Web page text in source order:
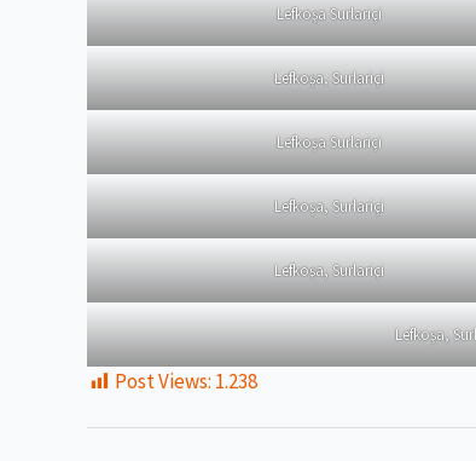
Lefkoşa Surlariçi
Lefkoşa, Surlariçi
Lefkoşa Surlariçi
Lefkoşa, Surlariçi
Lefkoşa, Surlariçi
Lefkoşa,
Post Views: 1.238